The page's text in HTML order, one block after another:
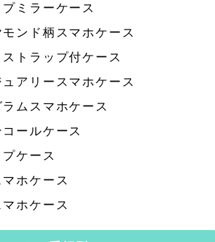
プミラーケース
モンド柄スマホケース
ストラップ付ケース
ュアリースマホケース
ムスマホケース
ールケース
ケース
ホケース
ホケース